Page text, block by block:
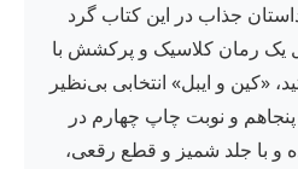
جذاب در این کتاب گرد
یک رمان کلاسیک و پرکشش با
و ایبل» انتخابی بی‌نظیر
و نوبت چاپ چهارم در
شده و با جلد شمیز و قطع رقعی،